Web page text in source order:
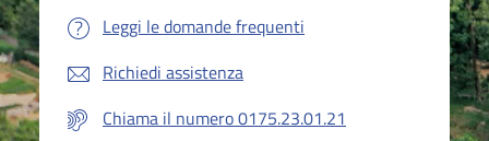
Leggi le domande frequenti
Richiedi assistenza
Chiama il numero 0175.23.01.21